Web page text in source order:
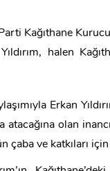
Kağıthane
halen
Erkan
olan
çaba ve katkıları